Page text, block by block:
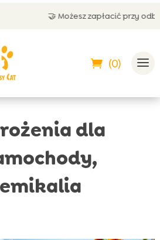
zapłacić przy odbiorze
(0)
dla